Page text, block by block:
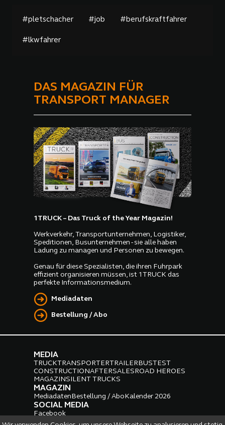
#pletschacher #job #berufskraftfahrer
#lkwfahrer
DAS MAGAZIN FÜR
TRANSPORT MANAGER
1TRUCK – Das Truck of the Year Magazin!
Werkverkehr, Transportunternehmen, Logistiker,
Speditionen, Busunternehmen - sie alle haben
Ladung zu managen und Personen zu bewegen.
Genau für diese Spezialisten, die ihren Fuhrpark
effizient organisieren müssen, ist 1TRUCK das
perfekte Informationsmedium.
Mediadaten
Bestellung / Abo
MEDIA
TRUCKTRANSPORTERTRAILERBUSTEST
CONSTRUCTIONAFTERSALESROAD HEROES
MAGAZINSILENT TRUCKS
MAGAZIN
MediadatenBestellung / AboKalender 2026
SOCIAL MEDIA
Facebook
Instagram LinkedIn